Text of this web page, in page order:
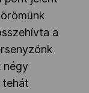
a
négy
tehát